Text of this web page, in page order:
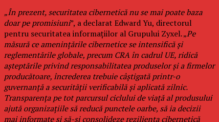
„În prezent, securitatea cibernetică nu se mai poate baza
doar pe promisiuni”, a declarat Edward Yu, directorul
pentru securitatea informațiilor al Grupului Zyxel. „Pe
măsură ce amenințările cibernetice se intensifică și
reglementările globale, precum CRA în cadrul UE, ridică
așteptările privind responsabilitatea produselor și a firmelor
producătoare, încrederea trebuie câștigată printr-o
guvernanță a securității verificabilă și aplicată zilnic.
Transparența pe tot parcursul ciclului de viață al produsului
ajută organizațiile să reducă punctele oarbe, să ia decizii
mai informate și să-și consolideze reziliența cibernetică